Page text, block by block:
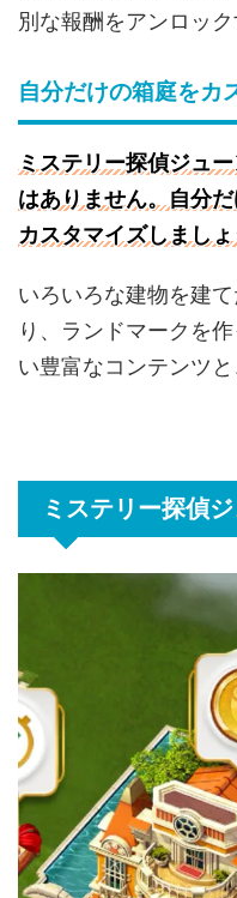
別な報酬をアンロック
自分だけの箱庭をカ
ミステリー探偵ジュ
はありません。自分
カスタマイズしましょ
いろいろな建物を建
り、ランドマークを
い豊富なコンテンツ
ミステリー探偵